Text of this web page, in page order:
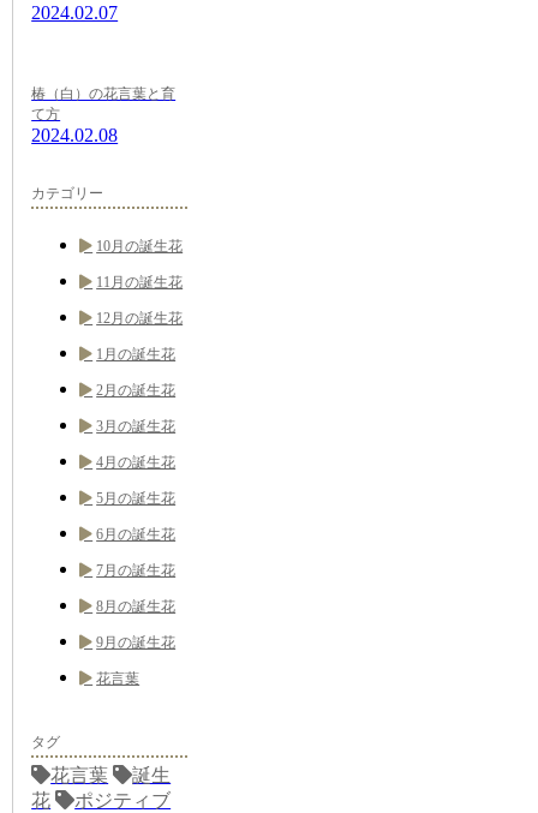
2024.02.07
椿（白）の花言葉と育
て方
2024.02.08
カテゴリー
10月の誕生花
11月の誕生花
12月の誕生花
1月の誕生花
2月の誕生花
3月の誕生花
4月の誕生花
5月の誕生花
6月の誕生花
7月の誕生花
8月の誕生花
9月の誕生花
花言葉
タグ
花言葉
誕生
花
ポジティブ